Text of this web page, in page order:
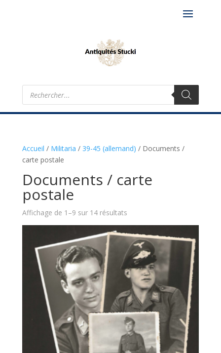
Recherche
produits
Accueil / Militaria / 39-45 (allemand) / Documents /
carte postale
Documents / carte
postale
Affichage de 1–9 sur 14 résultats